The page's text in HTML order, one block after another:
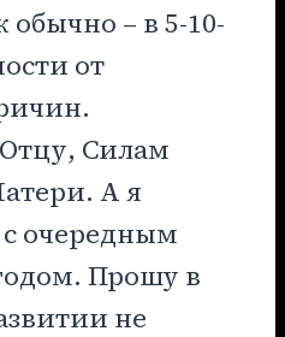
– в 5-10-
от
Силам
А я
очередным
Прошу в
не